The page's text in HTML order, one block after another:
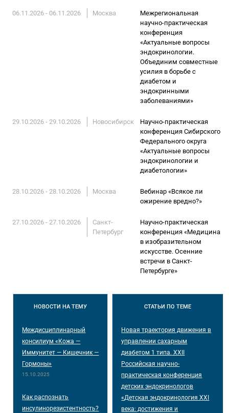
06.11.2026 - 06.11.2026 Москва
Межрегиональная
научно-практическая
конференция
«Актуальные вопросы
эндокринологии.
Объединим совместные
усилия в борьбе с
диабетом и
эндокринными
заболеваниями»
29.10.2026 - 29.10.2026 Новосибирск
Научно-практическая
конференция Сибирского
Федерального округа
«Актуальные вопросы
эндокринологии и
диабетологии»
28.10.2026 - 28.10.2026 Москва
Вебинар «Всякое ли
ожирение вредно?»
27.10.2026 - 27.10.2026
Санкт-
Петербург
Научно-практическая
конференция «Медицина
в изобразительном
искусстве. Осенние
встречи в Санкт-
Петербурге»
НОВОСТИНА ТЕМУ
Междисциплинарный
консилиум «Кожа —
Иммунитет — Кишечник —
Гормоны»
15.10.2025
Как распознать
инсулинорезистентность?
СТАТЬИПО ТЕМЕ
Новая траектория движения в
управлении сахарным
диабетом 1 типа. XXII
Российская научно-
практическая конференция
детских эндокринологов
«Детская эндокринология XXI
века: достижения и